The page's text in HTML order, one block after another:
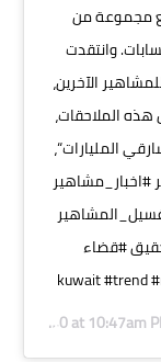
مجموعة من
وانتقدت
الآخرين،
هذه الملاحقات،
المليارات“،
#اخبار_مشاهير
#قضاء
Sep 20, 2020 at